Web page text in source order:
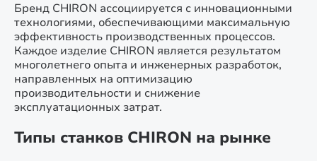
Бренд CHIRON ассоциируется с инновационными
технологиями, обеспечивающими максимальную
эффективность производственных процессов.
Каждое изделие CHIRON является результатом
многолетнего опыта и инженерных разработок,
направленных на оптимизацию
производительности и снижение
эксплуатационных затрат.
Типы станков CHIRON на рынке